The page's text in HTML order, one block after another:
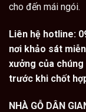
cho đến mái ngói.
Liên hệ hotline:
nơi khảo sát
xưởng của
trước khi chốt
NHÀ GỖ DÂN